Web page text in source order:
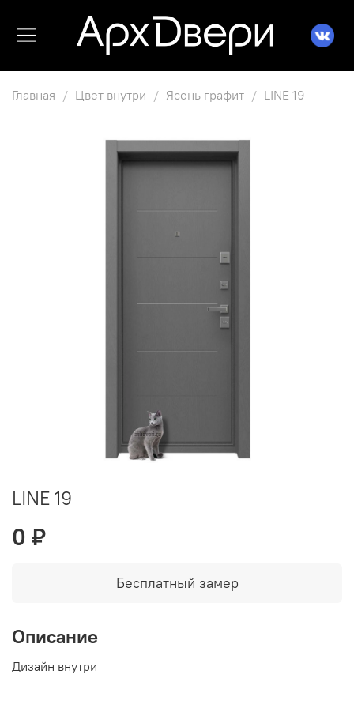
Главная Цвет внутри Ясень графит LINE 19
LINE 19
0 ₽
Бесплатный замер
Описание
Дизайн внутри